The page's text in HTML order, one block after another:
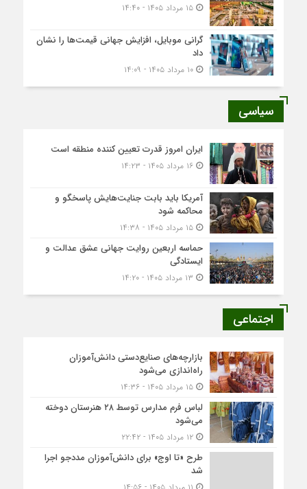
۱۵ مرداد ۱۴۰۵ - ۱۴:۴۰
گرانی موبایل، افزایش جهانی قیمت‌ها را نشان
داد
۱۰ مرداد ۱۴۰۵ - ۱۴:۰۹
سیاسی
ایران امروز قدرت تعیین کننده منطقه است
۱۶ مرداد ۱۴۰۵ - ۱۴:۲۳
آمریکا باید بابت جنایت‌هایش پاسخگو و
محاکمه شود
۱۵ مرداد ۱۴۰۵ - ۱۴:۳۸
حماسه اربعین روایت جهانی عشق عدالت و
ایستادگی
اجتماعی
بازارچه‌های صنایع‌دستی دانش‌آموزان
راه‌اندازی می‌شود
۱۵ مرداد ۱۴۰۵ - ۱۴:۳۶
لباس فرم مدارس توسط ۲۸ هنرستان‌ دوخته
می‌شود
۱۲ مرداد ۱۴۰۵ - ۲۲:۴۲
طرح «تا اوج» برای دانش‌آموزان مددجو اجرا
شد